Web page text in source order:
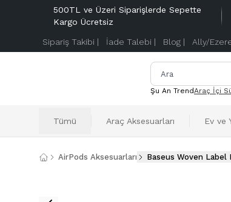
500TL ve Üzeri Siparişlerde Sepette
Kargo Ücretsiz
Sipariş Takibi | İade Talebi | Blog | Ally/
Şu An TrendAraç İçi
Tümü Araç Aksesuarları Ev ve
AirPods Aksesuarları Baseus Woven Label